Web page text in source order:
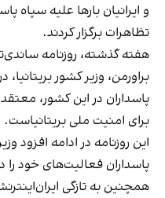
و ایرانیان بارها علیه
تظاهرات برگزار کردند.
هفته گذشته، روزنامه
براورمن، وزیر کشور
پاسداران در این کشور،
برای امنیت ملی بریتانیاست.
این روزنامه در ادامه افزود
پاسداران فعالیت‌های خود را
همچنین به تازگی